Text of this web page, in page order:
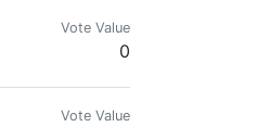
Vote Value
0
Vote Value